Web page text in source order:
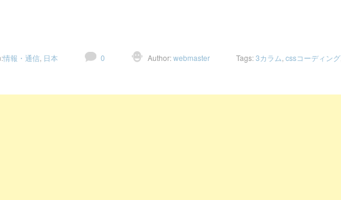
情報・通信 日本 0 Author:webmaster Tags:3カラム cssコーディング